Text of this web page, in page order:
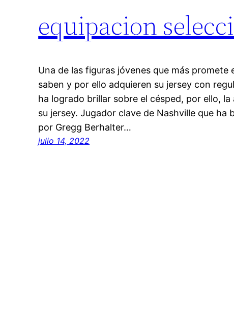
equipacion
Una de las figuras jóvenes que más promete
saben y por ello adquieren su jersey con
ha logrado brillar sobre el césped, por ello,
su jersey. Jugador clave de Nashville que ha
por Gregg Berhalter…
julio 14, 2022